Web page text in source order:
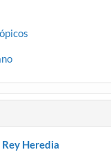
Heredia